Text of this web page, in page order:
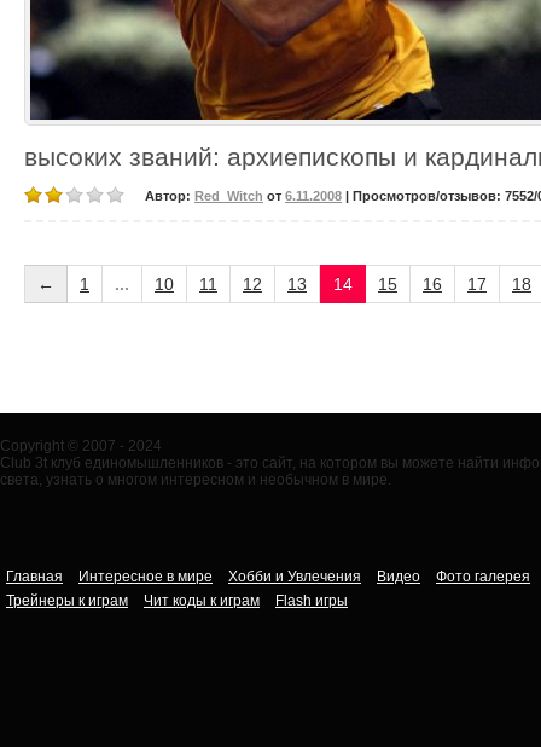
высоких званий: архиепископы и
Автор: Red_Witch от 6.11.2008 | Просмотров/отзывов: 7552/
← 1 ... 10 11 12 13 14 15 16 17 18
Copyright © 2007 - 2024
Club 3t клуб единомышленников - это сайт, на котором вы можете найти
света, узнать о многом интересном и необычном в мире.
Главная Интересное в мире Хобби и Увлечения Видео
Фото галерея
Трейнеры к играм
Чит коды к играм Flash игры